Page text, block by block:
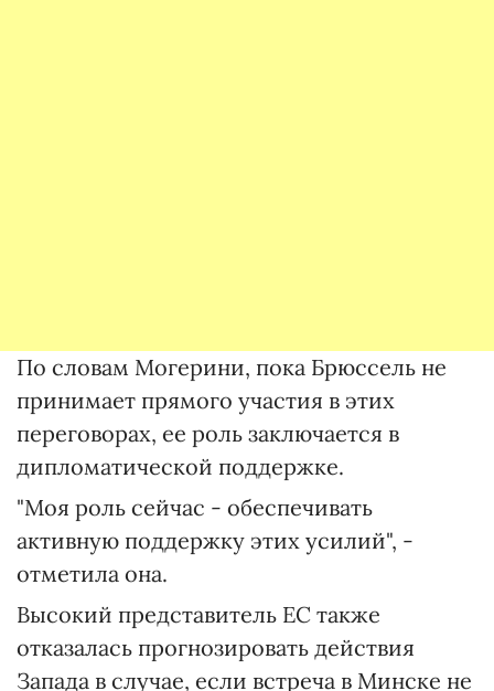
По словам Могерини, пока Брюссель не
принимает прямого участия в этих
переговорах, ее роль заключается в
дипломатической поддержке.
"Моя роль сейчас - обеспечивать
активную поддержку этих усилий", -
отметила она.
Высокий представитель ЕС также
отказалась прогнозировать действия
Запада в случае, если встреча в Минске не